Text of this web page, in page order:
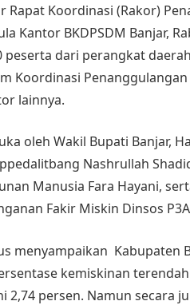
Rapat Koordinasi (Rakor)
Kantor BKDPSDM Banjar,
peserta dari perangkat
Koordinasi
lainnya.
oleh Wakil Bupati Banjar,
Nashrullah
Manusia Fara Hayani,
Fakir Miskin Dinsos
menyampaikan Kabupaten
kemiskinan
2,74 persen. Namun secara